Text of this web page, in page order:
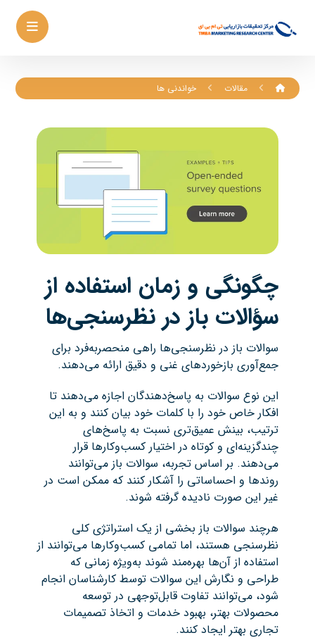
مقالات خواندنی ها
چگونگی و زمان استفاده از
سؤالات باز در نظرسنجی‌ها
سوالات باز در نظرسنجی‌ها راهی منحصربه‌فرد برای
جمع‌آوری بازخوردهای غنی و دقیق ارائه می‌دهند.
این نوع سوالات به پاسخ‌دهندگان اجازه می‌دهند تا
افکار خاص خود را با کلمات خود بیان کنند و به این
ترتیب، بینش عمیق‌تری نسبت به پاسخ‌های
چندگزینه‌ای و کوتاه در اختیار کسب‌وکارها قرار
می‌دهند. بر اساس تجربه، سوالات باز می‌توانند
روندها و احساساتی را آشکار کنند که ممکن است در
غیر این صورت نادیده گرفته شوند.
هرچند سوالات باز بخشی از یک استراتژی کلی
نظرسنجی هستند، اما تمامی کسب‌وکارها می‌توانند از
استفاده از آن‌ها بهره‌مند شوند به‌ویژه زمانی که
طراحی و نگارش این سوالات توسط کارشناسان انجام
شود، می‌توانند تفاوت قابل‌توجهی در توسعه
محصولات بهتر، بهبود خدمات و اتخاذ تصمیمات
تجاری بهتر ایجاد کنند.